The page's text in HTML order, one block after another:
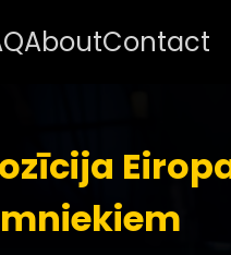
AboutContact